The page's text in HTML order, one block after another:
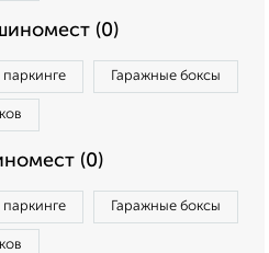
(0)
Гаражные боксы
(0)
Гаражные боксы